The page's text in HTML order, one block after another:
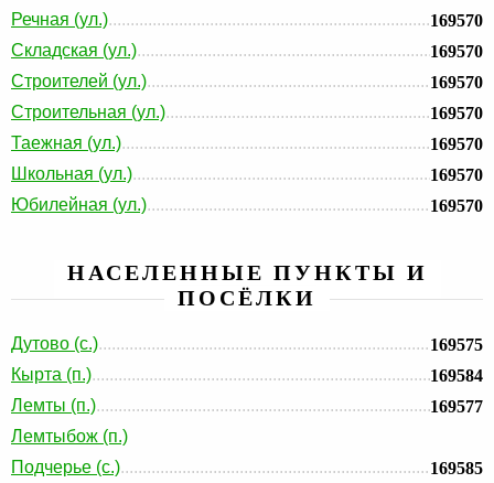
Речная (ул.)
169570
Складская (ул.)
169570
Строителей (ул.)
169570
Строительная (ул.)
169570
Таежная (ул.)
169570
Школьная (ул.)
169570
Юбилейная (ул.)
169570
НАСЕЛЕННЫЕ ПУНКТЫ И
ПОСЁЛКИ
Дутово (с.)
169575
Кырта (п.)
169584
Лемты (п.)
169577
Лемтыбож (п.)
Подчерье (с.)
169585